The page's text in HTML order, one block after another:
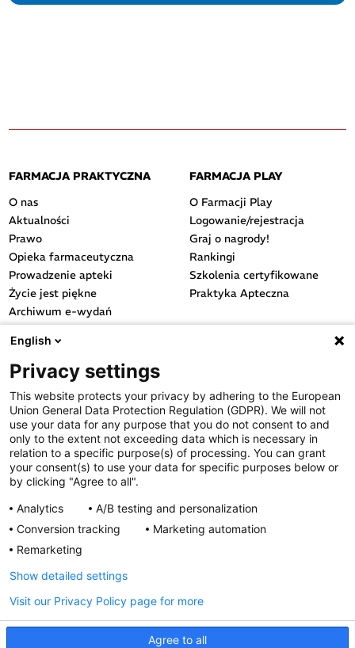
FARMACJA PRAKTYCZNA
O nas
Aktualności
Prawo
Opieka farmaceutyczna
Prowadzenie apteki
Życie jest piękne
Archiwum e-wydań
Przydatne linki
FARMACJA PLAY
O Farmacji Play
Logowanie/rejestracja
Graj o nagrody!
Rankingi
Szkolenia certyfikowane
Praktyka Apteczna
OGÓLNE
Polityka prywatności
Regulamin serwisu
Regulamin konkursu
Farmacja Play
Regulamin konkursu Lakcid
Regulamin konkursu Acard
Regulamin konkursu Biotebal
Regulamin konkursu Asmenol
Kontakt
PRODUKTY POLPHARMY
SOCIAL MEDIA
English
Privacy settings
This website protects your privacy by adhering to the European
Union General Data Protection Regulation (GDPR). We will not
use your data for any purpose that you do not consent to and
only to the extent not exceeding data which is necessary in
relation to a specific purpose(s) of processing. You can grant
your consent(s) to use your data for specific purposes below or
by clicking "Agree to all".
Analytics
A/B testing and personalization
Conversion tracking
Marketing automation
Remarketing
Agree to all
Show detailed settings
Visit our Privacy Policy page for more